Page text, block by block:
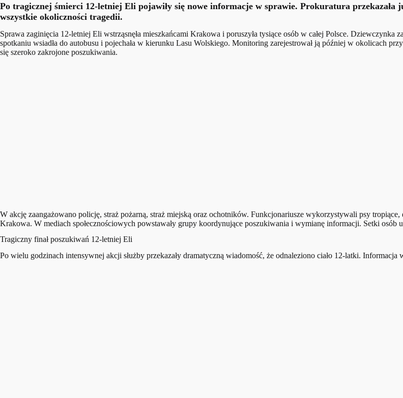
Po tragicznej śmierci 12-letniej Eli pojawiły się nowe informacje w sprawie. Prokuratura przekazała
wszystkie okoliczności tragedii.
Sprawa zaginięcia 12-letniej Eli wstrząsnęła mieszkańcami Krakowa i poruszyła tysiące osób w całej Polsce. Dziewczynka
spotkaniu wsiadła do autobusu i pojechała w kierunku Lasu Wolskiego. Monitoring zarejestrował ją później w okolicach
się szeroko zakrojone poszukiwania.
W akcję zaangażowano policję, straż pożarną, straż miejską oraz ochotników. Funkcjonariusze wykorzystywali psy
Krakowa. W mediach społecznościowych powstawały grupy koordynujące poszukiwania i wymianę informacji. Setki osób
Tragiczny finał poszukiwań 12-letniej Eli
Po wielu godzinach intensywnej akcji służby przekazały dramatyczną wiadomość, że odnaleziono ciało 12-latki.